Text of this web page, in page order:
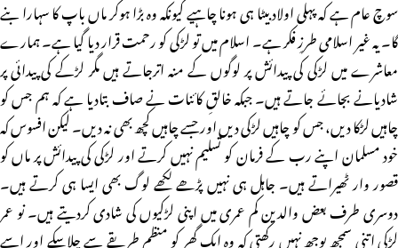
سوچ عام ہے کہ پہلی اولاد بیٹا ہی ہونا چاہیے کیونکہ وہ بڑا ہوکر ماں باپ کا سہارا بنے
گا۔ یہ غیر اسلامی طرزِ فکر ہے۔ اسلام میں تو لڑکی کو رحمت قرار دیا گیا ہے۔ ہمارے
معاشرے میں لڑکی کی پیدائش پر لوگوں کے منہ اترجاتے ہیں مگر لڑکے کی پیدائی پر
شادیانے بجائے جاتے ہیں۔ جبکہ خالقِ کائنات نے صاف بتادیا ہے کہ ہم جس کو
چاہیں لڑکا دیں، جس کو چاہیں لڑکی دیں اور جسے چاہیں کچھ بھی نہ دیں۔ لیکن افسوس کہ
خود مسلمان اپنے رب کے فرمان کو تسلیم نہیں کرتے اور لڑکی کی پیدائش پر ماں کو
قصور وار ٹھیراتے ہیں۔ جاہل ہی نہیں پڑھے لکھے لوگ بھی ایسا ہی کرتے ہیں۔
دوسری طرف بعض والدین کم عمری میں اپنی لڑکیوں کی شادی کردیتے ہیں۔ نو عمر
لڑکی اتنی سمجھ بوجھ نہیں رکھتی کہ وہ ایک گھر کو منظم طریقے سے چلاسکے اور اسے